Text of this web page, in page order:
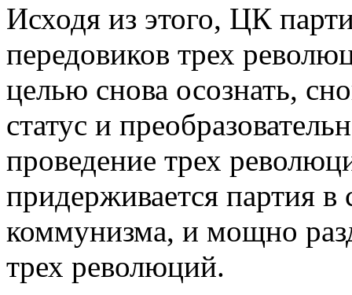
Исходя из этого, ЦК
передовиков трех
целью снова осознать,
статус и
проведение трех
придерживается партия в
коммунизма, и мощно
трех революций.